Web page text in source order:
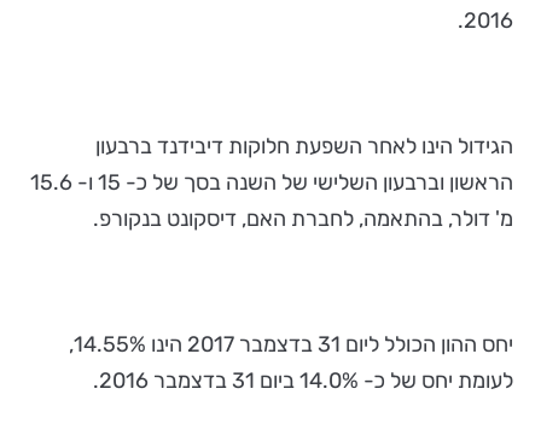
2016.
הגידול הינו לאחר השפעת חלוקות דיבידנד ברבעון
הראשון וברבעון השלישי של השנה בסך של כ- 15 ו- 15.6
מ' דולר, בהתאמה, לחברת האם, דיסקונט בנקורפ.
יחס ההון הכולל ליום 31 בדצמבר 2017 הינו 14.55%,
לעומת יחס של כ- 14.0% ביום 31 בדצמבר 2016.